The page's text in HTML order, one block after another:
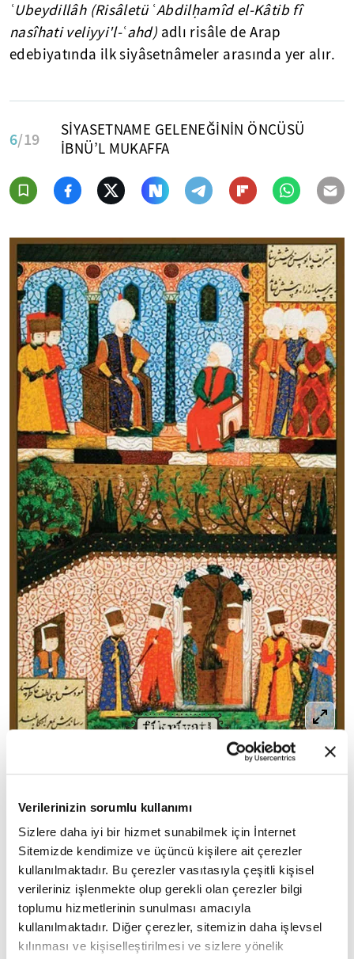
Verilerinizin sorumlu kullanımı
Sizlere daha iyi bir hizmet sunabilmek için İnternet
Sitemizde kendimize ve üçüncü kişilere ait çerezler
kullanılmaktadır. Bu çerezler vasıtasıyla çeşitli kişisel
verileriniz işlenmekte olup gerekli olan çerezler bilgi
toplumu hizmetlerinin sunulması amacıyla
kullanılmaktadır. Diğer çerezler, sitemizin daha işlevsel
kılınması ve kişiselleştirilmesi ve sizlere yönelik
ʿUbeydillâh (Risâletü ʿAbdilḥamîd el-Kâtib fî
nasîhati veliyyi'l-ʿahd) adlı risâle de Arap
edebiyatında ilk siyâsetnâmeler arasında yer alır.
6/19
SİYASETNAME GELENEĞİNİN ÖNCÜSÜ
İBNÜ’L MUKAFFA
İbnü'l-Mukaffa, Abbâsî Halifesi Mansûr için yazdığı
Ḥâşimiyye) siyasî, idarî, askerî, malî, adlî ve
içtimaî aksaklıkları ve bunların çözümüne dair
tavsiyelerini kaleme almıştır. Sarayın iç
sorunlarını, halifenin vezir, vali ve emîrlerin
seçiminde dikkat etmesi gereken hususları, halkın
saraydan beklentilerini açık bir dille ifade eden
ıslahat programı niteliğinde önemli bir mektuptur.